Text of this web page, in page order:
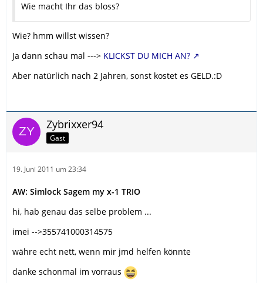
Wie macht Ihr das bloss?
Wie? hmm willst wissen?
Ja dann schau mal ---> KLICKST DU MICH AN?
Aber natürlich nach 2 Jahren, sonst kostet es GELD.:D
Zybrixxer94
Gast
19. Juni 2011 um 23:34
AW: Simlock Sagem my x-1 TRIO
hi, hab genau das selbe problem ...
imei -->355741000314575
währe echt nett, wenn mir jmd helfen könnte
danke schonmal im vorraus